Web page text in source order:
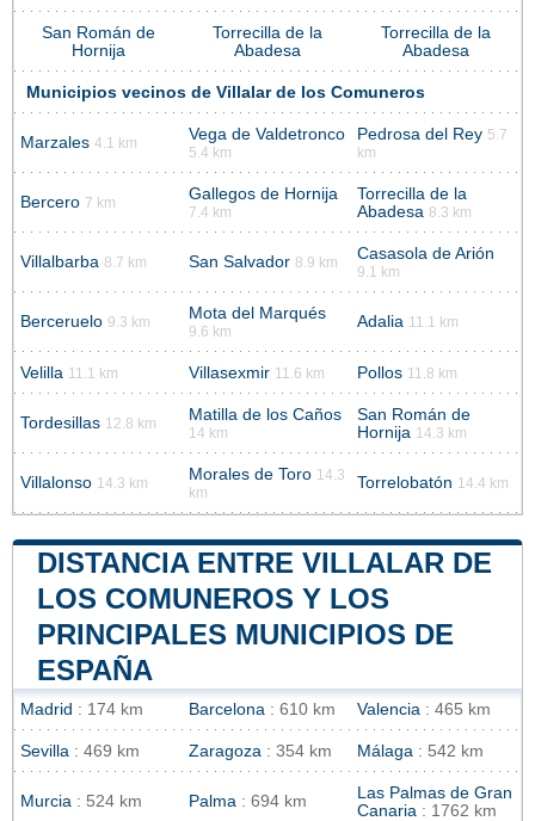
San Román de
Hornija
Torrecilla de la
Abadesa
Torrecilla de la
Abadesa
Municipios vecinos de Villalar de los Comuneros
Marzales 4.1 km Vega de Valdetronco
5.4 km
Pedrosa del Rey 5.7
km
Bercero 7 km Gallegos de Hornija
7.4 km
Torrecilla de la
Abadesa 8.3 km
Villalbarba 8.7 km San Salvador 8.9 km Casasola de Arión
9.1 km
Berceruelo 9.3 km Mota del Marqués
9.6 km
Adalia 11.1 km
Velilla 11.1 km Villasexmir 11.6 km Pollos 11.8 km
Tordesillas 12.8 km Matilla de los Caños
14 km
San Román de
Hornija 14.3 km
Villalonso 14.3 km Morales de Toro 14.3
km
Torrelobatón 14.4 km
DISTANCIA ENTRE VILLALAR DE
LOS COMUNEROS Y LOS
PRINCIPALES MUNICIPIOS DE
ESPAÑA
Madrid : 174 km Barcelona : 610 km Valencia : 465 km
Sevilla : 469 km Zaragoza : 354 km Málaga : 542 km
Murcia : 524 km Palma : 694 km
Las Palmas de Gran
Canaria : 1762 km